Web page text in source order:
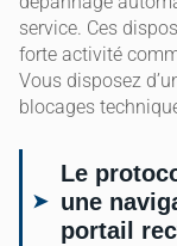
service. Ces
forte activité
Vous disposez
blocages
Le
une
portail